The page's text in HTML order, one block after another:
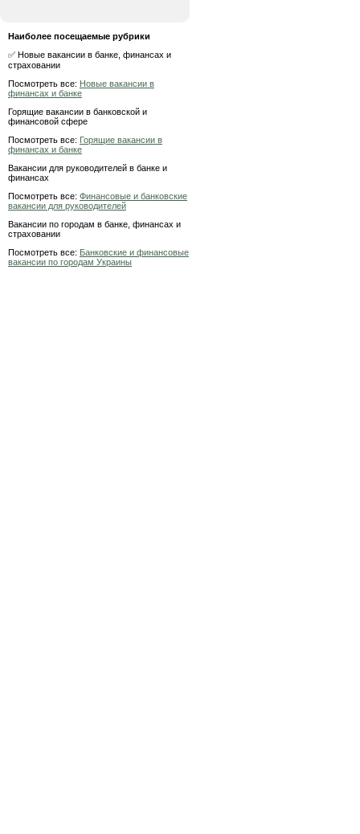
Наиболее посещаемые рубрики
✅ Новые вакансии в банке, финансах и
страховании
Посмотреть все: Новые вакансии в
финансах и банке
Горящие вакансии в банковской и
финансовой сфере
Посмотреть все: Горящие вакансии в
финансах и банке
Вакансии для руководителей в банке и
финансах
Посмотреть все: Финансовые и банковские
вакансии для руководителей
Вакансии по городам в банке, финансах и
страховании
Посмотреть все: Банковские и финансовые
вакансии по городам Украины